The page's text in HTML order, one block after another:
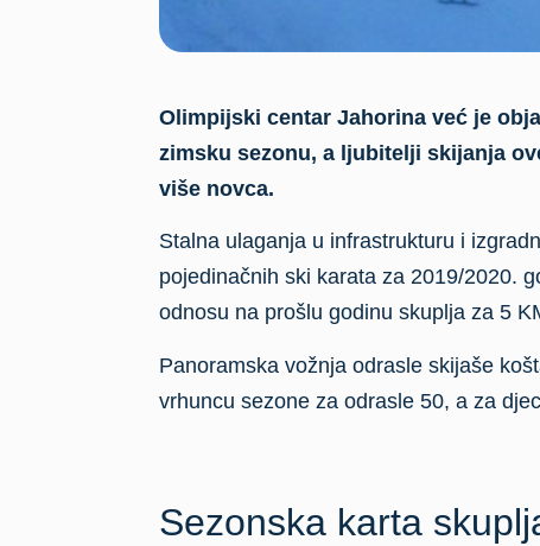
Olimpijski centar Jahorina već je
zimsku sezonu, a ljubitelji skijanja
više novca.
Stalna ulaganja u infrastrukturu i
pojedinačnih ski karata za 2019/2020.
odnosu na prošlu godinu skuplja za 5
Panoramska vožnja odrasle skijaše
vrhuncu sezone za odrasle 50, a za
Sezonska karta